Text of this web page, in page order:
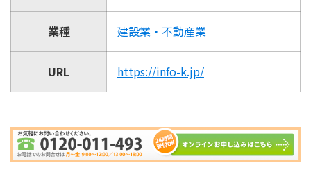
業種 建設業・不動産業
URL https://info-k.jp/